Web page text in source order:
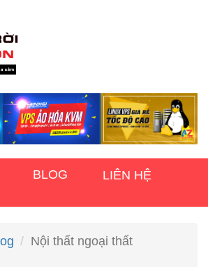
BLOG LIÊN HỆ
Nội thất ngoại thất